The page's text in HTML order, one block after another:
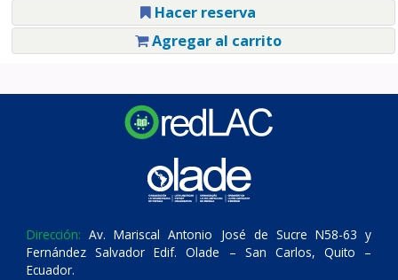
Hacer reserva
Agregar al carrito
Dirección: Av. Mariscal Antonio José de Sucre N58-63 y
Fernández Salvador Edif. Olade – San Carlos, Quito –
Ecuador.